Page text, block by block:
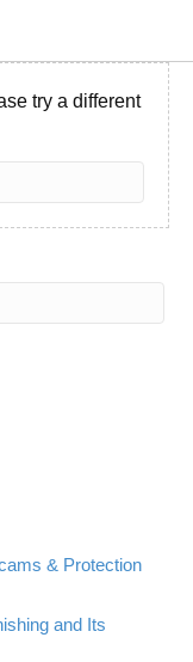
try a different
& Protection
and Its